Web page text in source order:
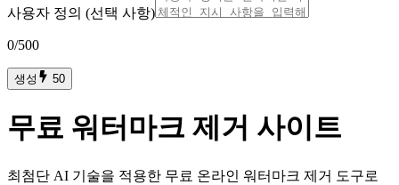
사용자 정의 (선택 사항)
0/500
생성 50
무료 워터마크 제거 사이트
최첨단 AI 기술을 적용한 무료 온라인 워터마크 제거 도구로